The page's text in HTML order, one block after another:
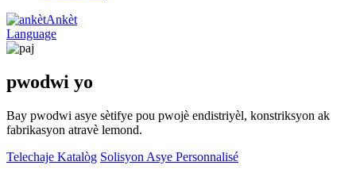
Ankèt
Language
pwodwi yo
Bay pwodwi asye sètifye pou pwojè endistriyèl, konstriksyon ak
fabrikasyon atravè lemond.
Telechaje Katalòg Solisyon Asye Personnalisé